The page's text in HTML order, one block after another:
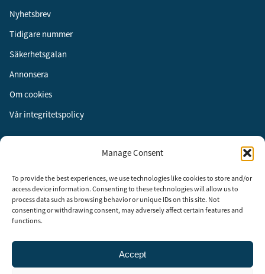
Manage Consent
To provide the best experiences, we use technologies like cookies to store and/or
access device information. Consenting to these technologies will allow us to
process data such as browsing behavior or unique IDs on this site. Not
consenting or withdrawing consent, may adversely affect certain features and
functions.
Accept
Nyhetsbrev
Tidigare nummer
Säkerhetsgalan
Annonsera
Om cookies
Vår integritetspolicy
Instagram
LinkedIn